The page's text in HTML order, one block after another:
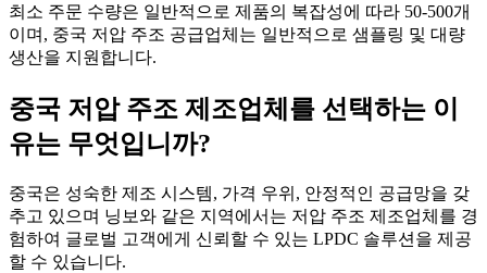
최소 주문 수량은 일반적으로 제품의 복잡성에 따라 50-500개
이며, 중국 저압 주조 공급업체는 일반적으로 샘플링 및 대량
생산을 지원합니다.
중국 저압 주조 제조업체를 선택하는 이
유는 무엇입니까?
중국은 성숙한 제조 시스템, 가격 우위, 안정적인 공급망을 갖
추고 있으며 닝보와 같은 지역에서는 저압 주조 제조업체를 경
험하여 글로벌 고객에게 신뢰할 수 있는 LPDC 솔루션을 제공
할 수 있습니다.